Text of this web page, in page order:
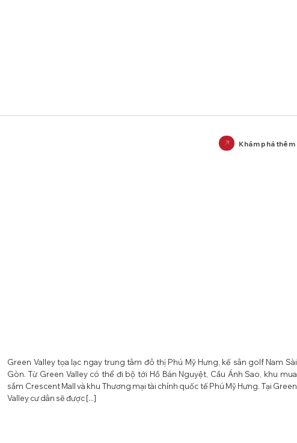
Khám phá thêm
Green Valley tọa lạc ngay trung tâm đô thị Phú Mỹ Hưng, kế sân golf Nam Sài
Gòn. Từ Green Valley có thể đi bộ tới Hồ Bán Nguyệt, Cầu Ánh Sao, khu mua
sắm Crescent Mall và khu Thương mại tài chính quốc tế Phú Mỹ Hưng. Tại Green
Valley cư dân sẽ được [...]